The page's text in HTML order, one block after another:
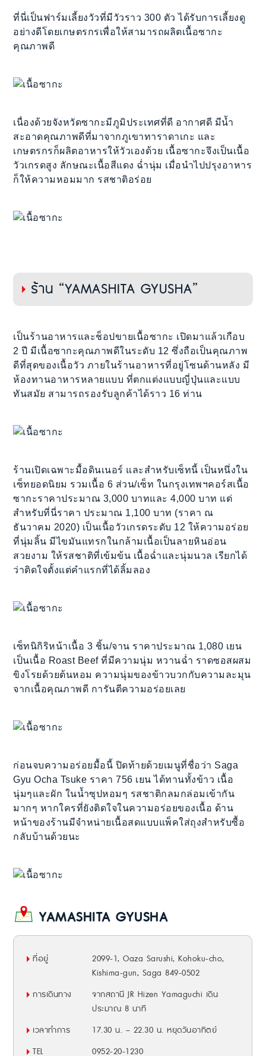
ที่นี่เป็นฟาร์มเลี้ยงวัวที่มีวัวราว 300 ตัว ได้รับการเลี้ยงดู
อย่างดีโดยเกษตรกรเพื่อให้สามารถผลิตเนื้อซากะ
คุณภาพดี
เนื่องด้วยจังหวัดซากะมีภูมิประเทศที่ดี อากาศดี มีน้ำ
สะอาดคุณภาพดีที่มาจากภูเขาทาราดาเกะ และ
เกษตรกรก็ผลิตอาหารให้วัวเองด้วย เนื้อซากะจึงเป็นเนื้อ
วัวเกรดสูง ลักษณะเนื้อสีแดง ฉ่ำนุ่ม เมื่อนำไปปรุงอาหาร
ก็ให้ความหอมมาก รสชาติอร่อย
ร้าน “YAMASHITA GYUSHA”
เป็นร้านอาหารและช็อปขายเนื้อซากะ เปิดมาแล้วเกือบ
2 ปี มีเนื้อซากะคุณภาพดีในระดับ 12 ซึ่งถือเป็นคุณภาพ
ดีที่สุดของเนื้อวัว ภายในร้านอาหารที่อยู่โซนด้านหลัง มี
ห้องทานอาหารหลายแบบ ที่ตกแต่งแบบญี่ปุ่นและแบบ
ทันสมัย สามารถรองรับลูกค้าได้ราว 16 ท่าน
ร้านเปิดเฉพาะมื้อดินเนอร์ และสำหรับเซ็ทนี้ เป็นหนึ่งใน
เซ็ทยอดนิยม รวมเนื้อ 6 ส่วน/เซ็ท ในกรุงเทพฯคอร์สเนื้อ
ซากะราคาประมาณ 3,000 บาทและ 4,000 บาท แต่
สำหรับที่นี่ราคา ประมาณ 1,100 บาท (ราคา ณ
ธันวาคม 2020) เป็นเนื้อวัวเกรดระดับ 12 ให้ความอร่อย
ที่นุ่มลิ้น มีไขมันแทรกในกล้ามเนื้อเป็นลายหินอ่อน
สวยงาม ให้รสชาติที่เข้มข้น เนื้อฉ่ำและนุ่มนวล เรียกได้
ว่าติดใจตั้งแต่คำแรกที่ได้ลิ้มลอง
เซ็ทนิกิริหน้าเนื้อ 3 ชิ้น/จาน ราคาประมาณ 1,080 เยน
เป็นเนื้อ Roast Beef ที่มีความนุ่ม หวานฉ่ำ ราดซอสผสม
ขิงโรยด้วยต้นหอม ความนุ่มของข้าวบวกกับความละมุน
จากเนื้อคุณภาพดี การันตีความอร่อยเลย
ก่อนจบความอร่อยมื้อนี้ ปิดท้ายด้วยเมนูที่ชื่อว่า Saga
Gyu Ocha Tsuke ราคา 756 เยน ได้ทานทั้งข้าว เนื้อ
นุ่มๆและผัก ในน้ำซุปหอมๆ รสชาติกลมกล่อมเข้ากัน
มากๆ หากใครที่ยังติดใจในความอร่อยของเนื้อ ด้าน
หน้าของร้านมีจำหน่ายเนื้อสดแบบแพ็คใส่ถุงสำหรับซื้อ
กลับบ้านด้วยนะ
YAMASHITA GYUSHA
ที่อยู่
2099-1, Oaza Sarushi, Kohoku-cho,
Kishima-gun, Saga 849-0502
การเดินทาง
จากสถานี JR Hizen Yamaguchi เดิน
ประมาณ 8 นาที
เวลาทำการ
17.30 น. – 22.30 น. หยุดวันอาทิตย์
TEL
0952-20-1230